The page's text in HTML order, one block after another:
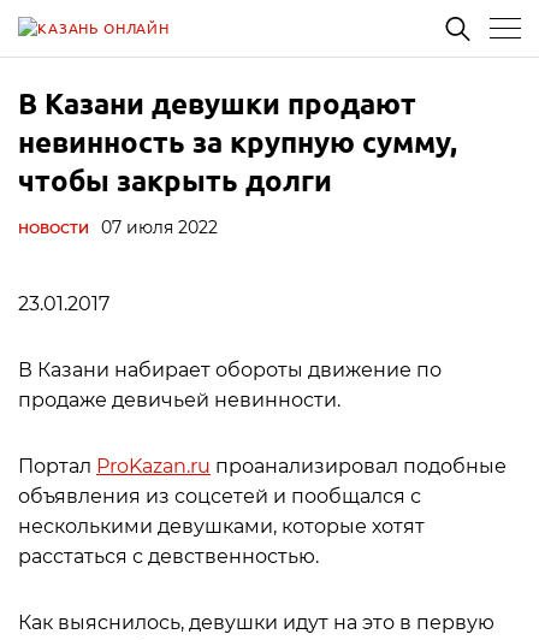
В Казани девушки продают
невинность за крупную сумму,
чтобы закрыть долги
НОВОСТИ 07 июля 2022
23.01.2017
В Казани набирает обороты движение по
продаже девичьей невинности.
Портал ProKazan.ru проанализировал подобные
объявления из соцсетей и пообщался с
несколькими девушками, которые хотят
расстаться с девственностью.
Как выяснилось, девушки идут на это в первую